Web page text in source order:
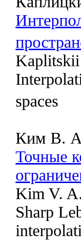
spaces
Ким В.
Точные
Kim V.
Sharp